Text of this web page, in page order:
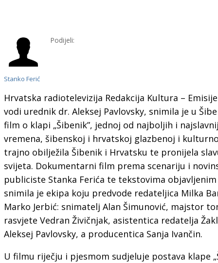
Stanko Ferić
Podijeli:
Hrvatska radiotelevizija Redakcija Kultura –
vodi urednik dr. Aleksej Pavlovsky, snimila je u
film o klapi „Šibenik”, jednoj od najboljih i
vremena, šibenskoj i hrvatskoj glazbenoj i
trajno obilježila Šibenik i Hrvatsku te pronijela
svijeta. Dokumentarni film prema scenariju i
publiciste Stanka Ferića te tekstovima objavljenim
snimila je ekipa koju predvode redateljica Milka
Marko Jerbić: snimatelj Alan Šimunović, majstor
rasvjete Vedran Živičnjak, asistentica redatelja
Aleksej Pavlovsky, a producentica Sanja Ivančin.
U filmu riječju i pjesmom sudjeluje postava klape